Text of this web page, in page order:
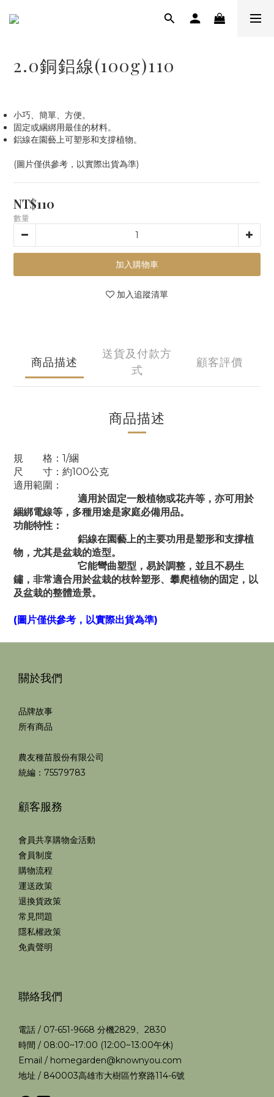
2.0銅鋁線(100g)110
小巧、簡單、方便。
固定或綑綁用最佳的材料。
鋁線在園藝上可塑形和支撐植物。
(圖片僅供參考，以實際出貨為準)
NT$110
數量
加入購物車
加入追蹤清單
商品描述
送貨及付款方
式
顧客評價
商品描述
規 格：1/綑
尺 寸：約100公克
適用範圍：
適用於固定一般植物或花卉等，亦可用於
綑綁電線等，多種用途是家庭必備用品。
功能特性：
鋁線在園藝上的主要功用是塑形和支撐植
物，尤其是盆栽的造型。
它能彎曲塑型，易於調整，並且不易生
鏽，非常適合用於盆栽的枝幹塑形、攀爬植物的固定，以
及盆栽的整體造景。
(圖片僅供參考，以實際出貨為準)
關於我們
品牌故事
所有商品
農友種苗股份有限公司
統編：75579783
顧客服務
會員共享購物金活動
會員制度
購物流程
運送政策
退換貨政策
常見問題
隱私權政策
免責聲明
聯絡我們
電話 / 07-651-9668 分機2829、2830
時間 / 08:00~17:00 (12:00~13:00午休)
Email / homegarden@knownyou.com
地址 / 840003高雄市大樹區竹寮路114-6號